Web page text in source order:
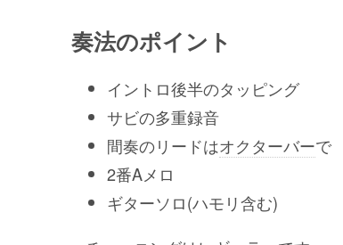
奏法のポイント
イントロ後半のタッピング
サビの多重録音
間奏のリードはオクターバーで
2番Aメロ
ギターソロ(ハモリ含む)